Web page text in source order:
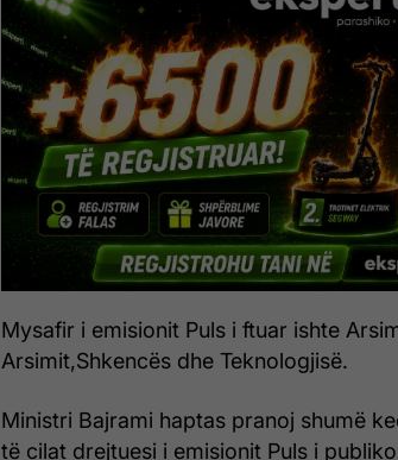
Mysafir i emisionit Puls i ftuar ishte
Arsimit,Shkencës dhe Teknologjisë.
Ministri Bajrami haptas pranoj shumë
të cilat drejtuesi i emisionit Puls i